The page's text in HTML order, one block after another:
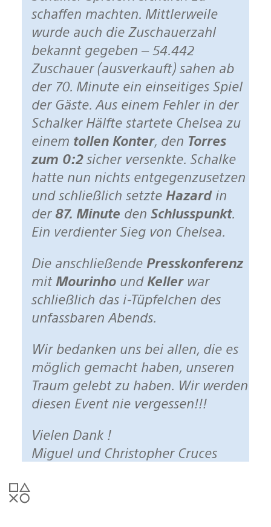
schaffen machten. Mittlerweile
wurde auch die Zuschauerzahl
bekannt gegeben – 54.442
Zuschauer (ausverkauft) sahen ab
der 70. Minute ein einseitiges Spiel
der Gäste. Aus einem Fehler in der
Schalker Hälfte startete Chelsea zu
einem tollen Konter, den Torres
zum 0:2sicher versenkte. Schalke
hatte nun nichts entgegenzusetzen
und schließlich setzte Hazardin
der 87. Minute den Schlusspunkt.
Ein verdienter Sieg von Chelsea.
Die anschließende Presskonferenz
mit Mourinhound Kellerwar
schließlich das i-Tüpfelchen des
unfassbaren Abends.
Wir bedanken uns bei allen, die es
möglich gemacht haben, unseren
Traum gelebt zu haben. Wir werden
diesen Event nie vergessen!!!
Vielen Dank !
Miguel und Christopher Cruces